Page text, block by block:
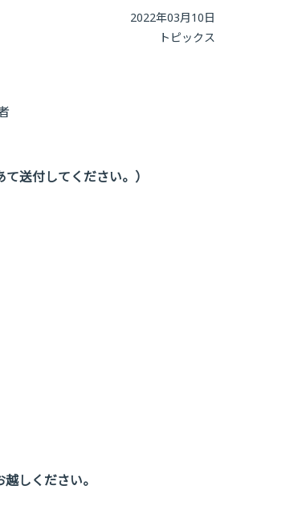
2022年03月10日
トピックス
送付してください。）
しください。